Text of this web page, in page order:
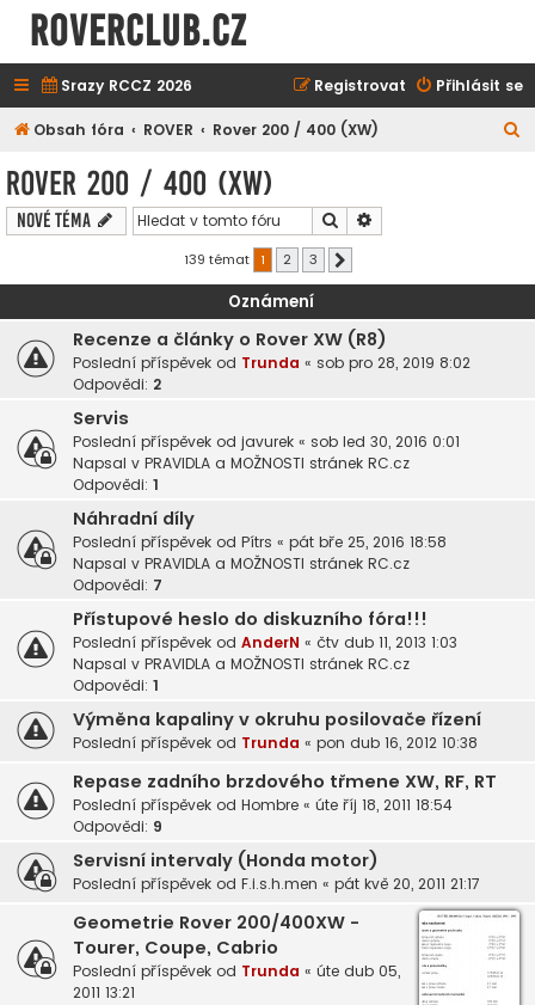
ROVERCLUB.cz
Srazy RCCZ 2026 Přihlásit se
Registrovat
Obsah fóra ROVER Rover 200 / 400 (XW)
t
Rover 200 / 400 (XW)
Nové téma Hledat
139 témat 1 2 3
Oznámení
Recenze a články o Rover XW (R8)
Poslední příspěvek od Trunda « sob pro 28, 2019 8:02
Odpovědi: 2
Servis
Poslední příspěvek od javurek « sob led 30, 2016 0:01
Napsal v PRAVIDLA a MOŽNOSTI stránek RC.cz
Odpovědi: 1
Náhradní díly
Poslední příspěvek od Pítrs « pát bře 25, 2016 18:58
Napsal v PRAVIDLA a MOŽNOSTI stránek RC.cz
Odpovědi: 7
Přístupové heslo do diskuzního fóra!!!
Poslední příspěvek od AnderN « čtv dub 11, 2013 1:03
Napsal v PRAVIDLA a MOŽNOSTI stránek RC.cz
Odpovědi: 1
Výměna kapaliny v okruhu posilovače řízení
Poslední příspěvek od Trunda « pon dub 16, 2012 10:38
Repase zadního brzdového třmene XW, RF, RT
Poslední příspěvek od Hombre « úte říj 18, 2011 18:54
Odpovědi: 9
Servisní intervaly (Honda motor)
Poslední příspěvek od F.i.s.h.men « pát kvě 20, 2011 21:17
Geometrie Rover 200/400XW -
Tourer, Coupe, Cabrio
Poslední příspěvek od Trunda « úte dub 05,
2011 13:21